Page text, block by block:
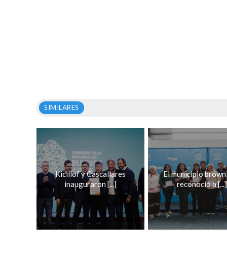
SIMILARES
Kicillof y Cascallares
inauguraron [...]
El municipio
reconoció a [...]